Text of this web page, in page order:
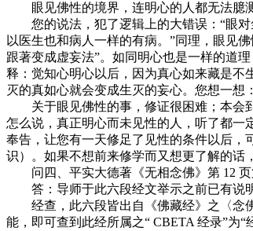
眼见佛性的境界，连明心的人都无法臆测
您的说法，犯了逻辑上的大错误：“眼对
以医生也和病人一样的有病。”同理，眼见
跟著变成虚妄法”。如同明心也是一样的道
释：觉知心明心以后，因为真心如来藏是不
灭的真如心就会变成生灭的妄心。您想一想
关于眼见佛性的事，修证很困难；本会到
怎么说，真正明心而未见性的人，听了都一
奉告，让您有一天修足了见性的条件以后，
识）。如果不想前来修学而又想更了解的话
问四、平实大德著《无相念佛》第 12 页
答：导师于此六段经文举示之前已有说明
经查，此六段皆出自《佛藏经》之〈念佛
能，即可查到此经所属之“ CBETA 经录”为